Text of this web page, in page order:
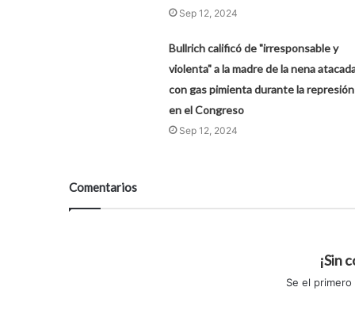
Sep 12, 2024
Bullrich calificó de "irresponsable y
violenta" a la madre de la nena
con gas pimienta durante la represión
en el Congreso
Sep 12, 2024
Comentarios
¡Sin
Se el